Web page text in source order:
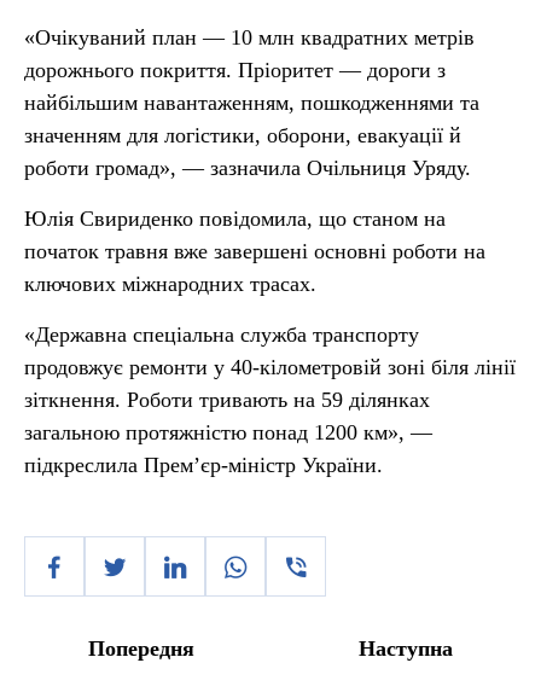
«Очікуваний план — 10 млн квадратних метрів
дорожнього покриття. Пріоритет — дороги з
найбільшим навантаженням, пошкодженнями та
значенням для логістики, оборони, евакуації й
роботи громад», — зазначила Очільниця Уряду.
Юлія Свириденко повідомила, що станом на
початок травня вже завершені основні роботи на
ключових міжнародних трасах.
«Державна спеціальна служба транспорту
продовжує ремонти у 40-кілометровій зоні біля лінії
зіткнення. Роботи тривають на 59 ділянках
загальною протяжністю понад 1200 км», —
підкреслила Прем’єр-міністр України.
Попередня Наступна